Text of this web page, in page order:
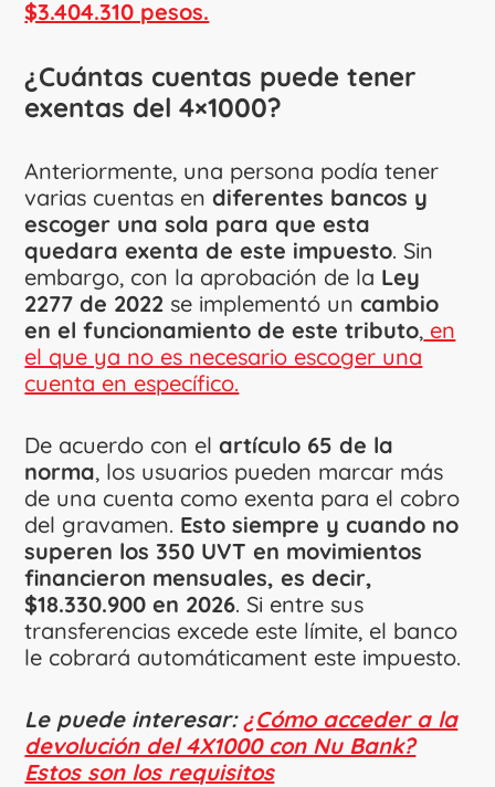
$3.404.310 pesos.
¿Cuántas cuentas puede tener
exentas del 4×1000?
Anteriormente, una persona podía tener
varias cuentas endiferentes bancos y
escoger una sola para que esta
quedara exenta de este impuesto. Sin
embargo, con la aprobación de la Ley
2277 de 2022 se implementó uncambio
en el funcionamiento de este tributo, en
el que ya no es necesario escoger una
cuenta en específico.
De acuerdo con elartículo 65 de la
norma, los usuarios pueden marcar más
de una cuenta como exenta para el cobro
del gravamen. Esto siempre y cuando no
superen los 350 UVT en movimientos
financieron mensuales, es decir,
$18.330.900 en 2026. Si entre sus
transferencias excede este límite, el banco
le cobrará automáticament este impuesto.
Le puede interesar: ¿Cómo acceder a la
devolución del 4X1000 con Nu Bank?
Estos son los requisitos